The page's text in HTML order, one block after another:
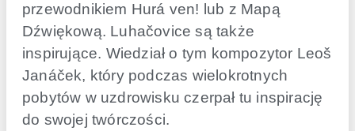
przewodnikiem Hurá ven! lub z Mapą
Dźwiękową. Luhačovice są także
inspirujące. Wiedział o tym kompozytor Leoš
Janáček, który podczas wielokrotnych
pobytów w uzdrowisku czerpał tu inspirację
do swojej twórczości.